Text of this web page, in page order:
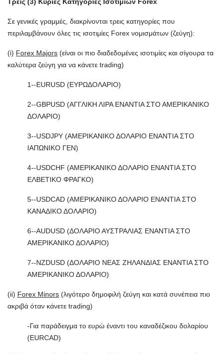
Σε γενικές γραμμές, διακρίνονται τρεις κατηγορίες που
περιλαμβάνουν όλες τις ισοτιμίες Forex νομισμάτων (ζεύγη):
(i) Forex Majors (είναι οι πιο διαδεδομένες ισοτιμίες και σίγουρα τα
καλύτερα ζεύγη για να κάνετε trading)
1--EURUSD (ΕΥΡΩΔΟΛΑΡΙΟ)
2--GBPUSD (ΑΓΓΛΙΚΗ ΛΙΡΑ ΕΝΑΝΤΙΑ ΣΤΟ ΑΜΕΡΙΚΑΝΙΚΟ
ΔΟΛΑΡΙΟ)
3--USDJPY (ΑΜΕΡΙΚΑΝΙΚΟ ΔΟΛΑΡΙΟ ΕΝΑΝΤΙΑ ΣΤΟ
ΙΑΠΩΝΙΚΟ ΓΕΝ)
4--USDCHF (ΑΜΕΡΙΚΑΝΙΚΟ ΔΟΛΑΡΙΟ ΕΝΑΝΤΙΑ ΣΤΟ
ΕΛΒΕΤΙΚΟ ΦΡΑΓΚΟ)
5--USDCAD (ΑΜΕΡΙΚΑΝΙΚΟ ΔΟΛΑΡΙΟ ΕΝΑΝΤΙΑ ΣΤΟ
ΚΑΝΑΔΙΚΟ ΔΟΛΑΡΙΟ)
6--AUDUSD (ΔΟΛΑΡΙΟ ΑΥΣΤΡΑΛΙΑΣ ΕΝΑΝΤΙΑ ΣΤΟ
ΑΜΕΡΙΚΑΝΙΚΟ ΔΟΛΑΡΙΟ)
7--NZDUSD (ΔΟΛΑΡΙΟ ΝΕΑΣ ΖΗΛΑΝΔΙΑΣ ΕΝΑΝΤΙΑ ΣΤΟ
ΑΜΕΡΙΚΑΝΙΚΟ ΔΟΛΑΡΙΟ)
(ii) Forex Minors (λιγότερο δημοφιλή ζεύγη και κατά συνέπεια πιο
ακριβά όταν κάνετε trading)
-Για παράδειγμα το ευρώ έναντι του καναδέζικου δολαρίου
(EURCAD)